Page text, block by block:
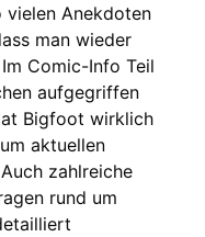
vielen Anekdoten
man wieder
Comic-Info Teil
aufgegriffen
Bigfoot wirklich
aktuellen
zahlreiche
rund um